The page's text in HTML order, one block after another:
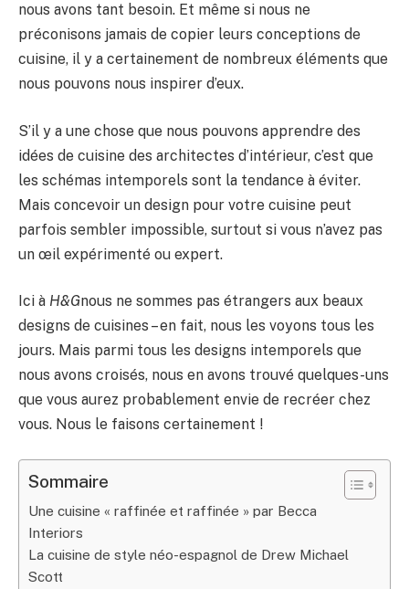
nous avons tant besoin. Et même si nous ne
préconisons jamais de copier leurs conceptions de
cuisine, il y a certainement de nombreux éléments que
nous pouvons nous inspirer d’eux.
S’il y a une chose que nous pouvons apprendre des
idées de cuisine des architectes d’intérieur, c’est que
les schémas intemporels sont la tendance à éviter.
Mais concevoir un design pour votre cuisine peut
parfois sembler impossible, surtout si vous n’avez pas
un œil expérimenté ou expert.
Ici à H&Gnous ne sommes pas étrangers aux beaux
designs de cuisines – en fait, nous les voyons tous les
jours. Mais parmi tous les designs intemporels que
nous avons croisés, nous en avons trouvé quelques-uns
que vous aurez probablement envie de recréer chez
vous. Nous le faisons certainement !
Sommaire
Une cuisine « raffinée et raffinée » par Becca
Interiors
La cuisine de style néo-espagnol de Drew Michael
Scott